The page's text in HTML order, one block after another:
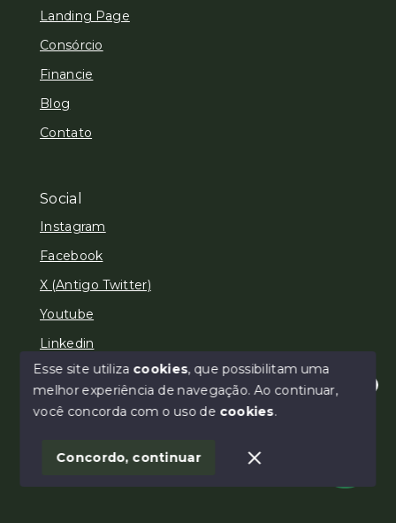
Olá! Estamos disponíveis para te ajudar.
Landing Page
Consórcio
Financie
Blog
Contato
Social
Instagram
Facebook
X (Antigo Twitter)
Youtube
Linkedin
© Copyright 2026 - Areias e Brait Imóveis - Todos os
SITE PARA IMOBILIARIA
Esse site utiliza cookies, que possibilitam uma
melhor experiência de navegação.Ao continuar,
você concorda com o uso de cookies.
Concordo, continuar